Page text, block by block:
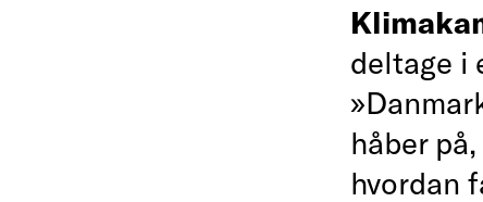
deltage i
håber
hvordan